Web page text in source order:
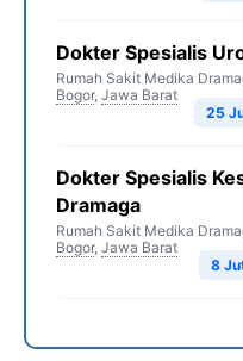
Dokter Spesialis
Rumah Sakit Medika
Bogor, Jawa Barat
25
Dokter Spesialis
Dramaga
Rumah Sakit Medika
Bogor, Jawa Barat
8